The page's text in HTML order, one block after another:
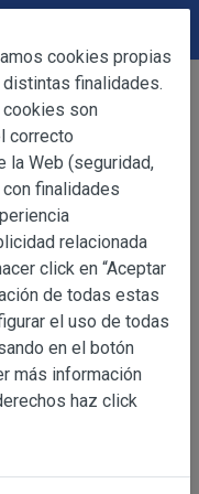
regulan la
es titular ALBERT
de los productos
cookies propias
finalidades.
son
correcto
la Web (seguridad,
finalidades
relacionada
click en “Aceptar
de todas estas
el uso de todas
en el botón
más información
haz click